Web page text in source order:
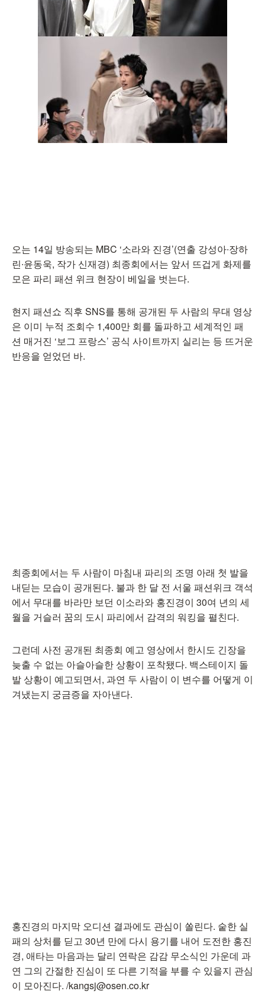
오는 14일 방송되는 MBC ‘소라와 진경’(연출 강성아∙장하
린∙윤동욱, 작가 신재경) 최종회에서는 앞서 뜨겁게 화제를
모은 파리 패션 위크 현장이 베일을 벗는다.
현지 패션쇼 직후 SNS를 통해 공개된 두 사람의 무대 영상
은 이미 누적 조회수 1,400만 회를 돌파하고 세계적인 패
션 매거진 ‘보그 프랑스’ 공식 사이트까지 실리는 등 뜨거운
반응을 얻었던 바.
최종회에서는 두 사람이 마침내 파리의 조명 아래 첫 발을
내딛는 모습이 공개된다. 불과 한 달 전 서울 패션위크 객석
에서 무대를 바라만 보던 이소라와 홍진경이 30여 년의 세
월을 거슬러 꿈의 도시 파리에서 감격의 워킹을 펼친다.
그런데 사전 공개된 최종회 예고 영상에서 한시도 긴장을
늦출 수 없는 아슬아슬한 상황이 포착됐다. 백스테이지 돌
발 상황이 예고되면서, 과연 두 사람이 이 변수를 어떻게 이
겨냈는지 궁금증을 자아낸다.
홍진경의 마지막 오디션 결과에도 관심이 쏠린다. 숱한 실
패의 상처를 딛고 30년 만에 다시 용기를 내어 도전한 홍진
경, 애타는 마음과는 달리 연락은 감감 무소식인 가운데 과
연 그의 간절한 진심이 또 다른 기적을 부를 수 있을지 관심
이 모아진다. /kangsj@osen.co.kr